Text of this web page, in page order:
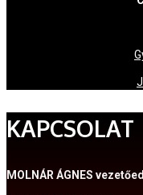
KAPCSOLAT
MOLNÁR ÁGNES